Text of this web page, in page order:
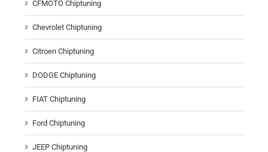
CFMOTO Chiptuning
Chevrolet Chiptuning
Citroen Chiptuning
DODGE Chiptuning
FIAT Chiptuning
Ford Chiptuning
JEEP Chiptuning